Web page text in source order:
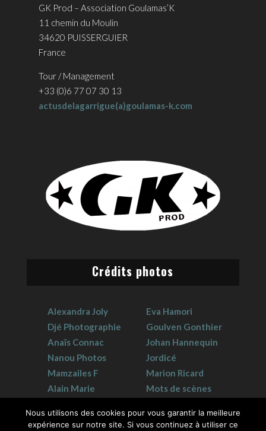
GK Prod – Association Goulamas’K
11 chemin du Moulin
34620 PUISSERGUIER
France
Tour / Management
+33 (0)6 77 07 30 13
actusdelagarrigue(a)goulamas-k.com
Crédits photos
Alexandra Joly
Djé Photographie
Anaïs Connac
Nanou Photos
Mamzailes F
Alain Marie
Eva Hamori
Goulven Gonthier
Johan Hannequin
Jordicé
Marion Ricard
Mots de scènes
Nous utilisons des cookies pour vous garantir la meilleure
expérience sur notre site. Si vous continuez à utiliser ce